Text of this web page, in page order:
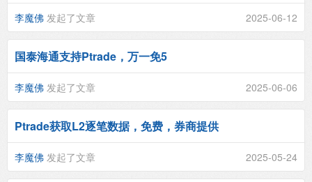
李魔佛 发起了文章 2025-06-12
国泰海通支持Ptrade，万一免5
李魔佛 发起了文章 2025-06-06
Ptrade获取L2逐笔数据，免费，券商提供
李魔佛 发起了文章 2025-05-24